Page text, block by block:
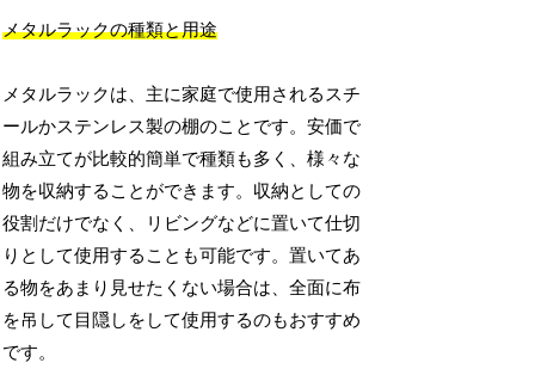
メタルラックの種類と用途
メタルラックは、主に家庭で使用されるスチ
ールかステンレス製の棚のことです。安価で
組み立てが比較的簡単で種類も多く、様々な
物を収納することができます。収納としての
役割だけでなく、リビングなどに置いて仕切
りとして使用することも可能です。置いてあ
る物をあまり見せたくない場合は、全面に布
を吊して目隠しをして使用するのもおすすめ
です。